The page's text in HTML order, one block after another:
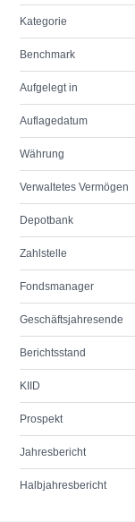
Kategorie
Benchmark
Aufgelegt in
Auflagedatum
Währung
Verwaltetes Vermögen
Depotbank
Zahlstelle
Fondsmanager
Geschäftsjahresende
Berichtsstand
KIID
Prospekt
Jahresbericht
Halbjahresbericht